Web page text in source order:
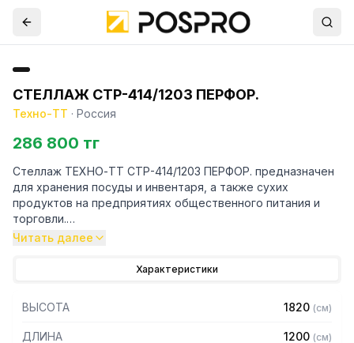
СТЕЛЛАЖ СТР-414/1203 ПЕРФОР.
Техно-ТТ · Россия
286 800 тг
Стеллаж ТЕХНО-ТТ СТР-414/1203 ПЕРФОР. предназначен
для хранения посуды и инвентаря, а также сухих
продуктов на предприятиях общественного питания и
торговли.
порошковой краской серого цвета
— Четыре перфорированные полки из нержавеющей
Читать далее
Характеристики
ВЫСОТА 1820 (см)
ДЛИНА 1200 (см)